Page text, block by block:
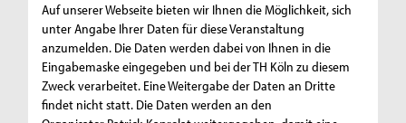
Auf unserer Webseite bieten wir Ihnen die Möglichkeit, sich
unter Angabe Ihrer Daten für diese Veranstaltung
anzumelden. Die Daten werden dabei von Ihnen in die
Eingabemaske eingegeben und bei der TH Köln zu diesem
Zweck verarbeitet. Eine Weitergabe der Daten an Dritte
findet nicht statt. Die Daten werden an den